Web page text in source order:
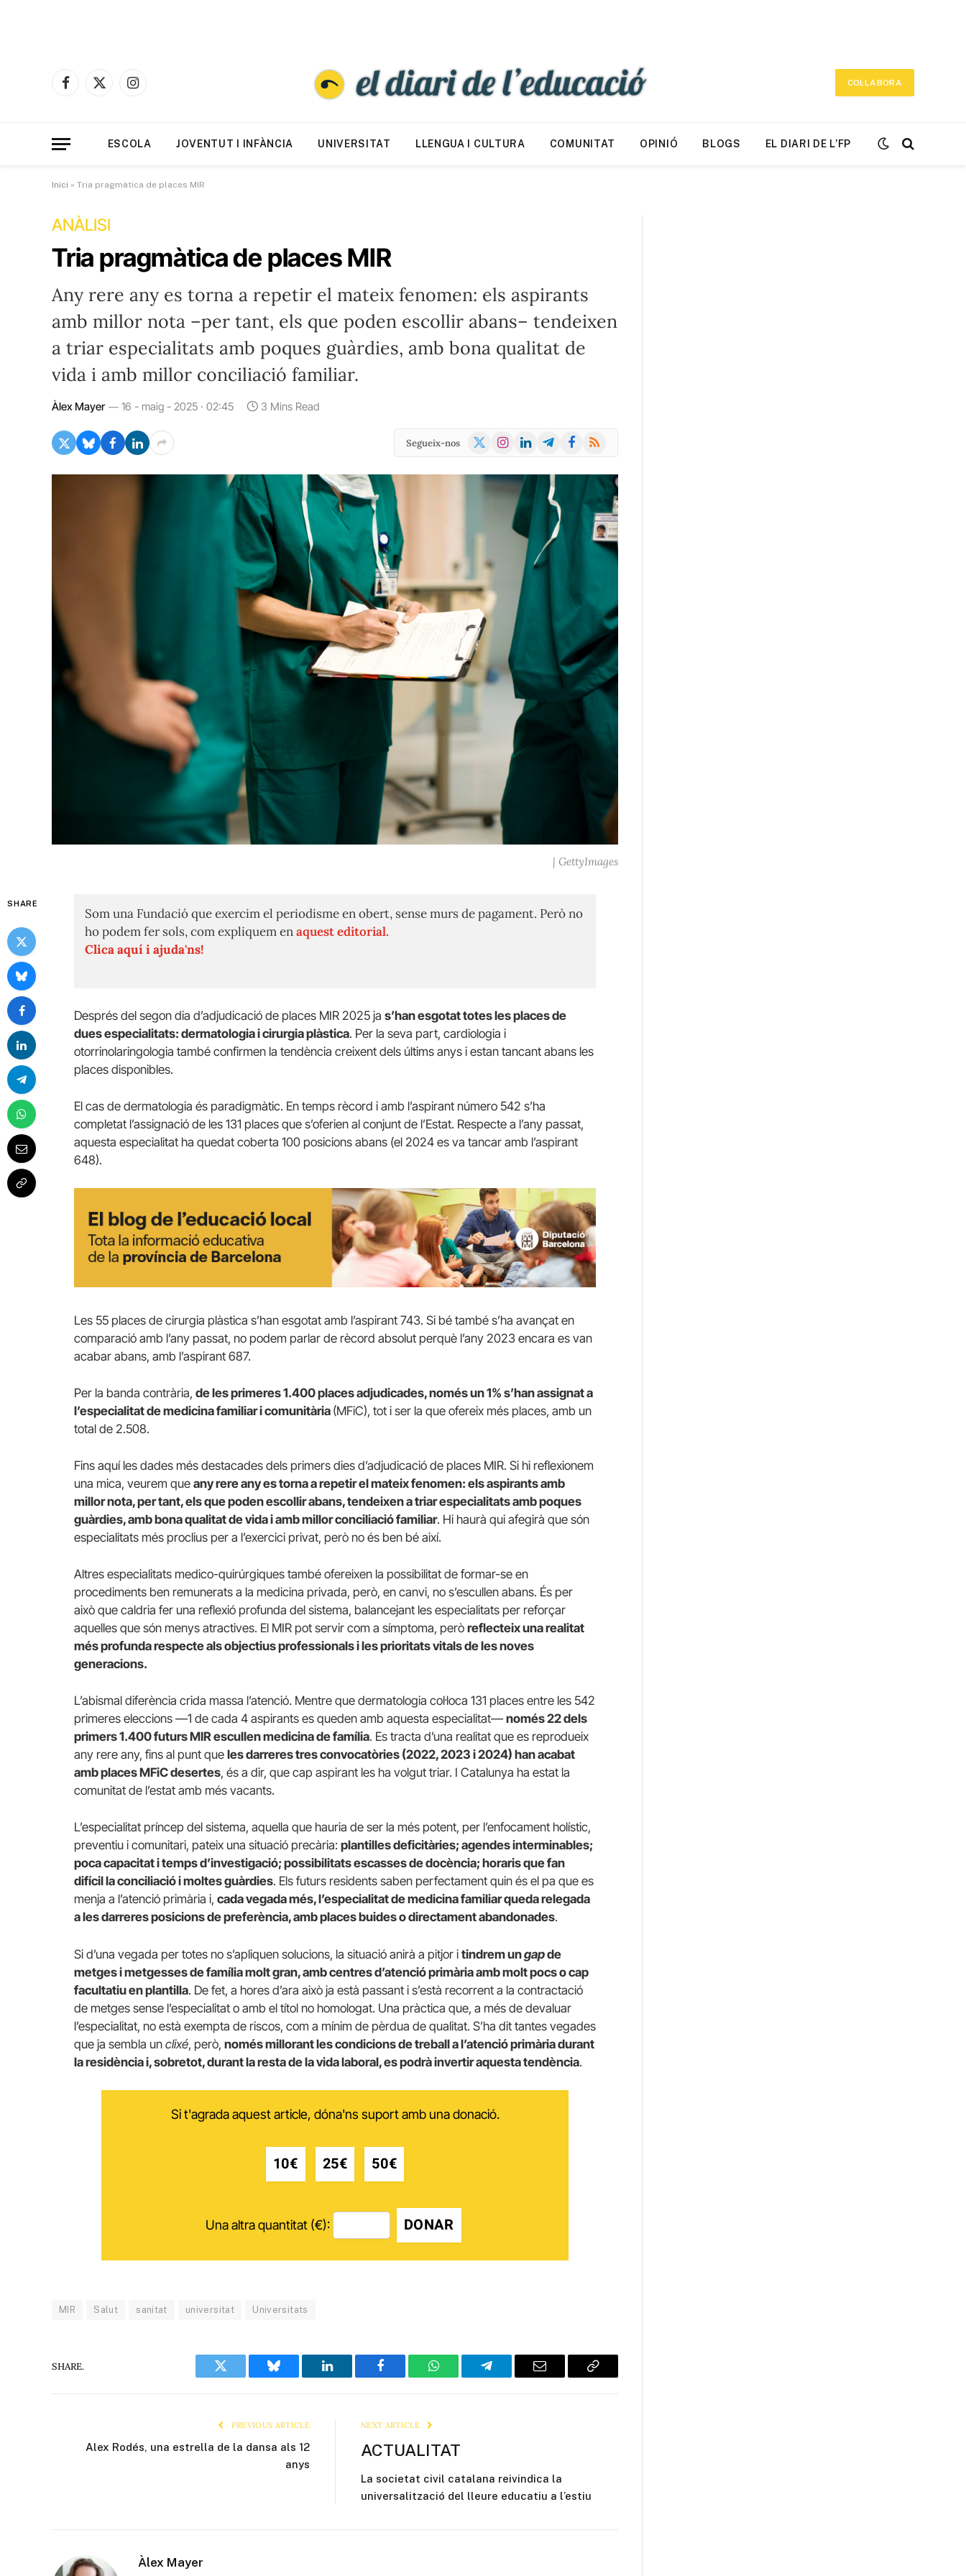
Facebook
X
Instagram
COL·LABORA
ESCOLA JOVENTUT I INFÀNCIA UNIVERSITAT LLENGUA I CULTURA COMUNITAT OPINIÓ BLOGS EL DIARI DE L’FP
Inici » Tria pragmàtica de places MIR
ANÀLISI
Tria pragmàtica de places MIR
Any rere any es torna a repetir el mateix fenomen: els aspirants
amb millor nota –per tant, els que poden escollir abans– tendeixen
a triar especialitats amb poques guàrdies, amb bona qualitat de
vida i amb millor conciliació familiar.
Àlex Mayer 16 - maig - 2025 · 02:45 3 Mins Read
Segueix-nos
X
Instagram
LinkedInTelegramFacebook
RSS
| GettyImages
SHARE
Som una Fundació que exercim el periodisme en obert, sense murs de pagament. Però no
ho podem fer sols, com expliquem enaquest editorial.
Clica aquí i ajuda'ns!
Després del segon dia d’adjudicació de places MIR 2025 ja s’han esgotat totes les places de
dues especialitats: dermatologia i cirurgia plàstica. Per la seva part, cardiologia i
otorrinolaringologia també confirmen la tendència creixent dels últims anys i estan tancant abans les
places disponibles.
El cas de dermatologia és paradigmàtic. En temps rècord i amb l’aspirant número 542 s’ha
completat l’assignació de les 131 places que s’oferien al conjunt de l’Estat. Respecte a l’any passat,
aquesta especialitat ha quedat coberta 100 posicions abans (el 2024 es va tancar amb l’aspirant
648).
Les 55 places de cirurgia plàstica s’han esgotat amb l’aspirant 743. Si bé també s’ha avançat en
comparació amb l’any passat, no podem parlar de rècord absolut perquè l’any 2023 encara es van
acabar abans, amb l’aspirant 687.
Per la banda contrària, de les primeres 1.400 places adjudicades, només un 1% s’han assignat a
l’especialitat de medicina familiar i comunitària (MFiC), tot i ser la que ofereix més places, amb un
total de 2.508.
Fins aquí les dades més destacades dels primers dies d’adjudicació de places MIR. Si hi reflexionem
una mica, veurem que any rere any es torna a repetir el mateix fenomen: els aspirants amb
millor nota, per tant, els que poden escollir abans, tendeixen a triar especialitats amb poques
guàrdies, amb bona qualitat de vida i amb millor conciliació familiar. Hi haurà qui afegirà que són
especialitats més proclius per a l’exercici privat, però no és ben bé així.
Altres especialitats medico-quirúrgiques també ofereixen la possibilitat de formar-se en
procediments ben remunerats a la medicina privada, però, en canvi, no s’escullen abans. És per
això que caldria fer una reflexió profunda del sistema, balancejant les especialitats per reforçar
aquelles que són menys atractives. El MIR pot servir com a símptoma, però reflecteix una realitat
més profunda respecte als objectius professionals i les prioritats vitals de les noves
generacions.
L’abismal diferència crida massa l’atenció. Mentre que dermatologia col·loca 131 places entre les 542
primeres eleccions —1 de cada 4 aspirants es queden amb aquesta especialitat— només 22 dels
primers 1.400 futurs MIR escullen medicina de família. Es tracta d’una realitat que es reprodueix
any rere any, fins al punt que les darreres tres convocatòries (2022, 2023 i 2024) han acabat
amb places MFiC desertes, és a dir, que cap aspirant les ha volgut triar. I Catalunya ha estat la
comunitat de l’estat amb més vacants.
L’especialitat príncep del sistema, aquella que hauria de ser la més potent, per l’enfocament holístic,
preventiu i comunitari, pateix una situació precària: plantilles deficitàries; agendes interminables;
poca capacitat i temps d’investigació; possibilitats escasses de docència; horaris que fan
difícil la conciliació i moltes guàrdies. Els futurs residents saben perfectament quin és el pa que es
menja a l’atenció primària i, cada vegada més, l’especialitat de medicina familiar queda relegada
a les darreres posicions de preferència, amb places buides o directament abandonades.
Si d’una vegada per totes no s’apliquen solucions, la situació anirà a pitjor i tindrem ungapde
metges i metgesses de família molt gran, amb centres d’atenció primària amb molt pocs o cap
facultatiu en plantilla. De fet, a hores d’ara això ja està passant i s’està recorrent a la contractació
de metges sense l’especialitat o amb el títol no homologat. Una pràctica que, a més de devaluar
l’especialitat, no està exempta de riscos, com a mínim de pèrdua de qualitat. S’ha dit tantes vegades
que ja sembla un clixé, però, només millorant les condicions de treball a l’atenció primària durant
la residència i, sobretot, durant la resta de la vida laboral, es podrà invertir aquesta tendència.
Si t'agrada aquest article, dóna'ns suport amb una donació.
10€ 25€ 50€
Una altra quantitat (€): DONAR
MIR Salut sanitat universitat Universitats
SHARE.
Twitter Bluesky LinkedIn Facebook WhatsAppTelegram Email
Copy
PREVIOUS ARTICLE
Alex Rodés, una estrella de la dansa als 12
anys
NEXT ARTICLE
ACTUALITAT
La societat civil catalana reivindica la
universalització del lleure educatiu a l’estiu
Àlex Mayer